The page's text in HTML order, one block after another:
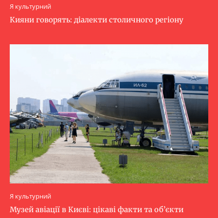
Я культурний
Кияни говорять: діалекти столичного регіону
Я культурний
Музей авіації в Києві: цікаві факти та об’єкти